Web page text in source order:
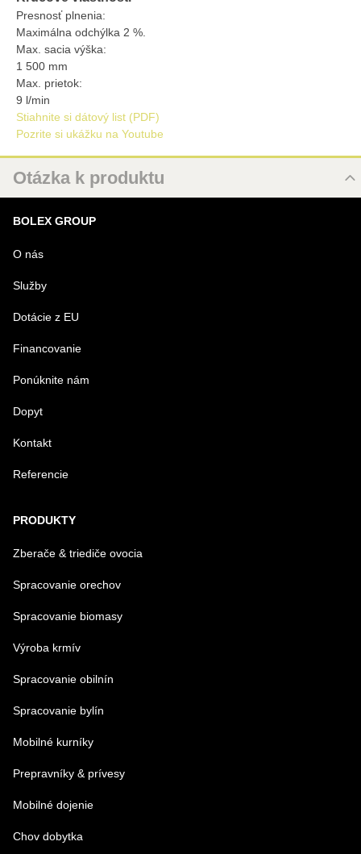
Presnosť plnenia:
Maximálna odchýlka 2 %.
Max. sacia výška:
1 500 mm
Max. prietok:
9 l/min
Stiahnite si dátový list (PDF)
Pozrite si ukážku na Youtube
Otázka k produktu
MENO
VÁŠ E-MAIL
VAŠA OTÁZKA K PRODUKTU
Odoslať
BOLEX GROUP
O nás
Služby
Dotácie z EU
Financovanie
Ponúknite nám
Dopyt
Kontakt
Referencie
PRODUKTY
Zberače & triediče ovocia
Spracovanie orechov
Spracovanie biomasy
Výroba krmív
Spracovanie obilnín
Spracovanie bylín
Mobilné kurníky
Prepravníky & prívesy
Mobilné dojenie
Chov dobytka